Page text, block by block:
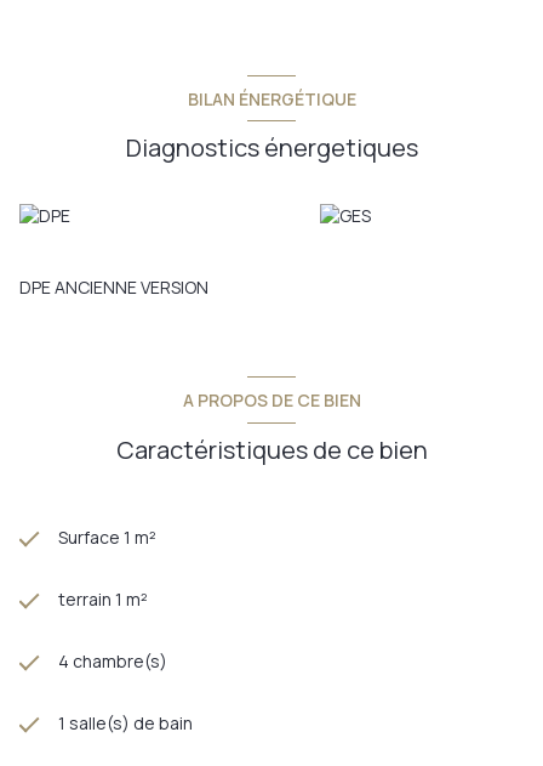
BILAN ÉNERGÉTIQUE
Diagnostics énergetiques
DPE ANCIENNE VERSION
A PROPOS DE CE BIEN
Caractéristiques de ce bien
Surface 1 m²
terrain 1 m²
4 chambre(s)
1 salle(s) de bain